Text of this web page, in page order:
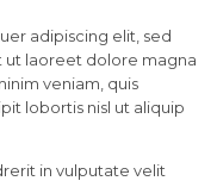
adipiscing elit, sed
ut laoreet dolore magna
veniam, quis
lobortis nisl ut aliquip
in vulputate velit